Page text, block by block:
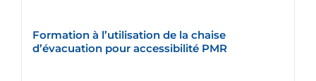
Formation à l’utilisation de la chaise
d’évacuation pour accessibilité PMR